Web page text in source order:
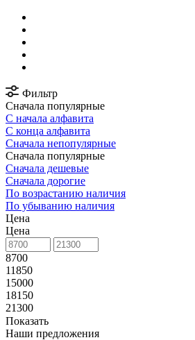
Фильтр
Сначала популярные
С начала алфавита
С конца алфавита
Сначала непопулярные
Сначала популярные
Сначала дешевые
Сначала дорогие
По возрастанию наличия
По убыванию наличия
Цена
Цена
8700
11850
15000
18150
21300
Показать
Наши предложения